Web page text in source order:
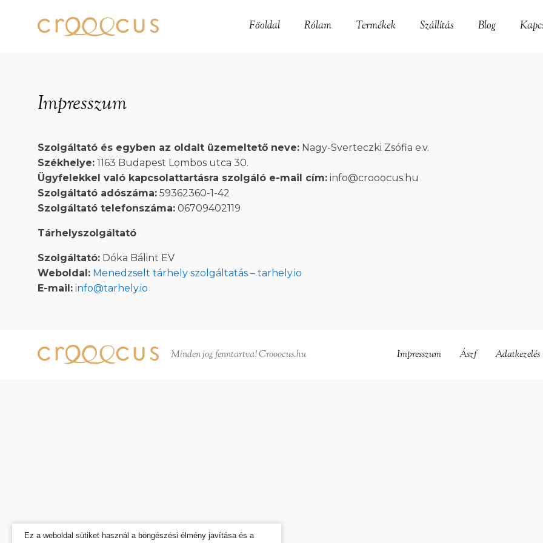
Főoldal Rólam Termékek Szállítás Blog
Impresszum
Szolgáltató és egyben az oldalt üzemeltető neve: Nagy-Sverteczki Zsófia e.v.
Székhelye: 1163 Budapest Lombos utca 30.
Ügyfelekkel való kapcsolattartásra szolgáló e-mail cím: info@crooocus.hu
Szolgáltató adószáma: 59362360-1-42
Szolgáltató telefonszáma: 06709402119
Tárhelyszolgáltató
Szolgáltató: Dóka Bálint EV
Weboldal: Menedzselt tárhely szolgáltatás – tarhely.io
E-mail: info@tarhely.io
Minden jog fenntartva! Crooocus.hu Impresszum Ászf Adatkezelés
Ez a weboldal sütiket használ a böngészési élmény javítása és a